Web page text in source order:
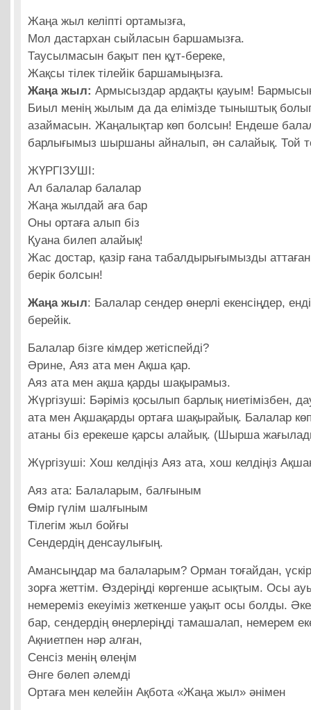
Жаңа жыл келіпті ортамызға,
Мол дастархан сыйласын баршамызға.
Таусылмасын бақыт пен құт-береке,
Жақсы тілек тілейік баршамыңызға.
Жаңа жыл: Армысыздар ардақты қауым!
Биыл менің жылым да да елімізде тыныштық
азаймасын. Жаңалықтар көп болсын! Ендеше
барлығымыз шыршаны айналып, ән салайық. Той
ЖҮРГІЗУШІ:
Ал балалар балалар
Жаңа жылдай аға бар
Оны ортаға алып біз
Қуана билеп алайық!
Жас достар, қазір ғана табалдырығымызды
берік болсын!
Жаңа жыл: Балалар сендер өнерлі екенсіңдер,
берейік.
Балалар бізге кімдер жетіспейді?
Әрине, Аяз ата мен Ақша қар.
Аяз ата мен ақша қарды шақырамыз.
Жүргізуші: Бәріміз қосылып барлық ниетімізбен,
ата мен Ақшақарды ортаға шақырайық. Балалар
атаны біз ерекеше қарсы алайық. (Шырша
Жүргізуші: Хош келдіңіз Аяз ата, хош келдіңіз
Аяз ата: Балаларым, балғыным
Өмір гүлім шалғыным
Тілегім жыл бойғы
Сендердің денсаулығың.
Амансыңдар ма балаларым? Орман тоғайдан,
зорға жеттім. Өздеріңді көргенше асықтым. Осы
немереміз екеуіміз жеткенше уақыт осы болды.
бар, сендердің өнерлеріңді тамашалап, немерем
Ақниетпен нәр алған,
Сенсіз менің өлеңім
Әнге бөлеп әлемді
Ортаға мен келейін Ақбота «Жаңа жыл» әнімен